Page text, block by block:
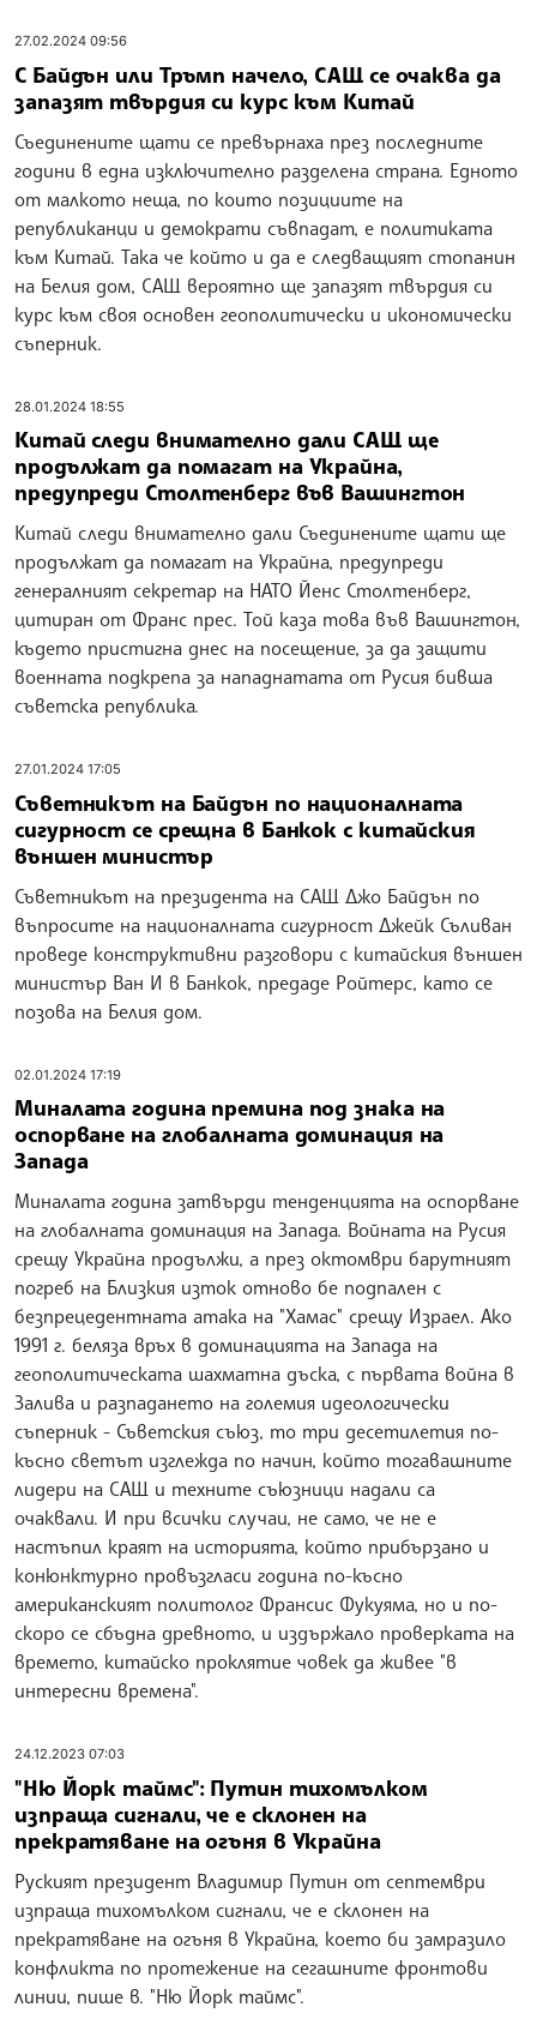
27.02.2024 09:56
С Байдън или Тръмп начело, САЩ се очаква да
запазят твърдия си курс към Китай
Съединените щати се превърнаха през последните
години в една изключително разделена страна. Едното
от малкото неща, по които позициите на
републиканци и демократи съвпадат, е политиката
към Китай. Така че който и да е следващият стопанин
на Белия дом, САЩ вероятно ще запазят твърдия си
курс към своя основен геополитически и икономически
съперник.
28.01.2024 18:55
Китай следи внимателно дали САЩ ще
продължат да помагат на Украйна,
предупреди Столтенберг във Вашингтон
Китай следи внимателно дали Съединените щати ще
продължат да помагат на Украйна, предупреди
генералният секретар на НАТО Йенс Столтенберг,
цитиран от Франс прес. Той каза това във Вашингтон,
където пристигна днес на посещение, за да защити
военната подкрепа за нападнатата от Русия бивша
съветска република.
27.01.2024 17:05
Съветникът на Байдън по националната
сигурност се срещна в Банкок с китайския
външен министър
Съветникът на президента на САЩ Джо Байдън по
въпросите на националната сигурност Джейк Съливан
проведе конструктивни разговори с китайския външен
министър Ван И в Банкок, предаде Ройтерс, като се
позова на Белия дом.
02.01.2024 17:19
Миналата година премина под знака на
оспорване на глобалната доминация на
Запада
Миналата година затвърди тенденцията на оспорване
на глобалната доминация на Запада. Войната на Русия
срещу Украйна продължи, а през октомври барутният
погреб на Близкия изток отново бе подпален с
безпрецедентната атака на "Хамас" срещу Израел. Ако
1991 г. беляза връх в доминацията на Запада на
геополитическата шахматна дъска, с първата война в
Залива и разпадането на големия идеологически
съперник - Съветския съюз, то три десетилетия по-
късно светът изглежда по начин, който тогавашните
лидери на САЩ и техните съюзници надали са
очаквали. И при всички случаи, не само, че не е
настъпил краят на историята, който прибързано и
конюнктурно провъзгласи година по-късно
американският политолог Франсис Фукуяма, но и по-
скоро се сбъдна древното, и издържало проверката на
времето, китайско проклятие човек да живее "в
интересни времена".
24.12.2023 07:03
"Ню Йорк таймс": Путин тихомълком
изпраща сигнали, че е склонен на
прекратяване на огъня в Украйна
Руският президент Владимир Путин от септември
изпраща тихомълком сигнали, че е склонен на
прекратяване на огъня в Украйна, което би замразило
конфликта по протежение на сегашните фронтови
линии, пише в. "Ню Йорк таймс".